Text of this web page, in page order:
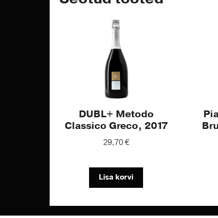
DUBL+ Metodo
Classico Greco, 2017
29,70€
Lisa korvi